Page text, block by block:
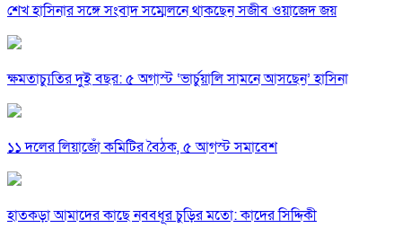
শেখ হাসিনার সঙ্গে সংবাদ সম্মেলনে থাকছেন সজীব ওয়াজেদ জয়
ক্ষমতাচ্যুতির দুই বছর: ৫ অগাস্ট ‘ভার্চুয়ালি সামনে আসছেন’ হাসিনা
১১ দলের লিয়াজোঁ কমিটির বৈঠক, ৫ আগস্ট সমাবেশ
হাতকড়া আমাদের কাছে নববধূর চুড়ির মতো: কাদের সিদ্দিকী